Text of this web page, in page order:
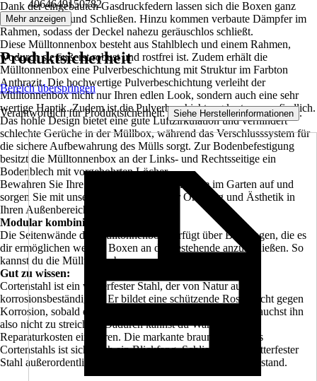
4064649150782
Dank der eingebauten Gasdruckfedern lassen sich die Boxen ganz
einfach Öffnen und Schließen. Hinzu kommen verbaute Dämpfer im
Rahmen, sodass der Deckel nahezu geräuschlos schließt.
Diese Mülltonnenbox besteht aus Stahlblech und einem Rahmen,
wodurch sie äußerst robust und rostfrei ist. Zudem erhält die
Mülltonnenbox eine Pulverbeschichtung mit Struktur im Farbton
Anthrazit. Die hochwertige Pulverbeschichtung verleiht der
Mülltonnenbox nicht nur Ihren edlen Look, sondern auch eine sehr
wertige Haptik. Zudem ist die Pulverbeschichtung kratzunempfindlich.
Das hohle Design bietet eine gute Luftzirkulation und verhindert
schlechte Gerüche in der Müllbox, während das Verschlusssystem für
die sichere Aufbewahrung des Mülls sorgt. Zur Bodenbefestigung
besitzt die Mülltonnenbox an der Links- und Rechtsseitige ein
Bodenblech mit vorgebohrten Löcher.
Bewahren Sie Ihre Mülltonne außer Sichtweite im Garten auf und
sorgen Sie mit unserer Mülltonnebox für Ordnung und Ästhetik in
Ihren Außenbereichen!
Modular kombinierbar
Die Seitenwände der Mülltonnenbox verfügt über Bohrungen, die es
dir ermöglichen weitere Boxen an die bestehende anzuschließen. So
kannst du die Mülltonnenbox unendlich oft erweitern.
Gut zu wissen:
Cortenstahl ist ein wetterfester Stahl, der von Natur aus
korrosionsbeständig ist. Er bildet eine schützende Rostschicht gegen
Korrosion, sobald er der Witterung ausgesetzt wird. Du brauchst ihn
also nicht zu streichen. Dadurch kannst du Wartungs- und
Reparaturkosten einsparen. Die markante braune Farbe des
Cortenstahls ist sicherlich ein Blickfang. Schließlich ist wetterfester
Stahl außerordentlich langlebig und hält dem Test der Zeit stand.
Mehr anzeigen
Produktsicherheit
Bereich überspringen
Verantwortlich für Produktsicherheit: Siehe Herstellerinformationen .